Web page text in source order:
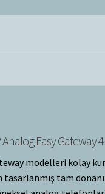
Easy Gateway 4
modelleri kolay
tam